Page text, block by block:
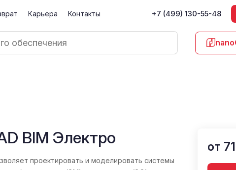
Карьера Контакты +7 (499) 130-55-48
BIM Электро
проектировать и моделировать системы
от